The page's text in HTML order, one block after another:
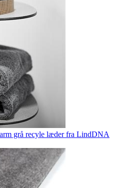
grå recyle læder fra LindDNA